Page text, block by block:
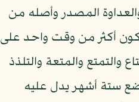
المصدر وأصله من
الكون أكثر من وقت واحد على
والمتعة والتلذذ
ستة أشهر يدل عليه